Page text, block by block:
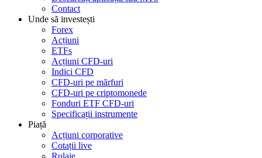
Contact
Unde să investești
Forex
Acțiuni
ETFs
Acțiuni CFD-uri
Indici CFD
CFD-uri pe mărfuri
CFD-uri pe criptomonede
Fonduri ETF CFD-uri
Specificații instrumente
Piață
Acțiuni corporative
Cotații live